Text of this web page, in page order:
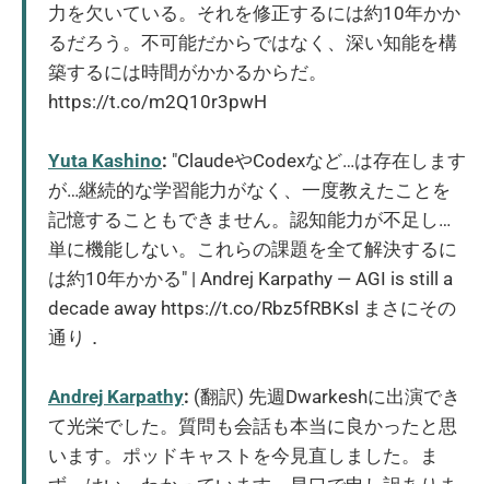
力を欠いている。それを修正するには約10年かか
るだろう。不可能だからではなく、深い知能を構
築するには時間がかかるからだ。
https://t.co/m2Q10r3pwH
Yuta Kashino: "ClaudeやCodexなど…は存在します
が…継続的な学習能力がなく、一度教えたことを
記憶することもできません。認知能力が不足し…
単に機能しない。これらの課題を全て解決するに
は約10年かかる" | Andrej Karpathy — AGI is still a
decade away https://t.co/Rbz5fRBKsl まさにその
通り．
Andrej Karpathy: (翻訳) 先週Dwarkeshに出演でき
て光栄でした。質問も会話も本当に良かったと思
います。ポッドキャストを今見直しました。ま